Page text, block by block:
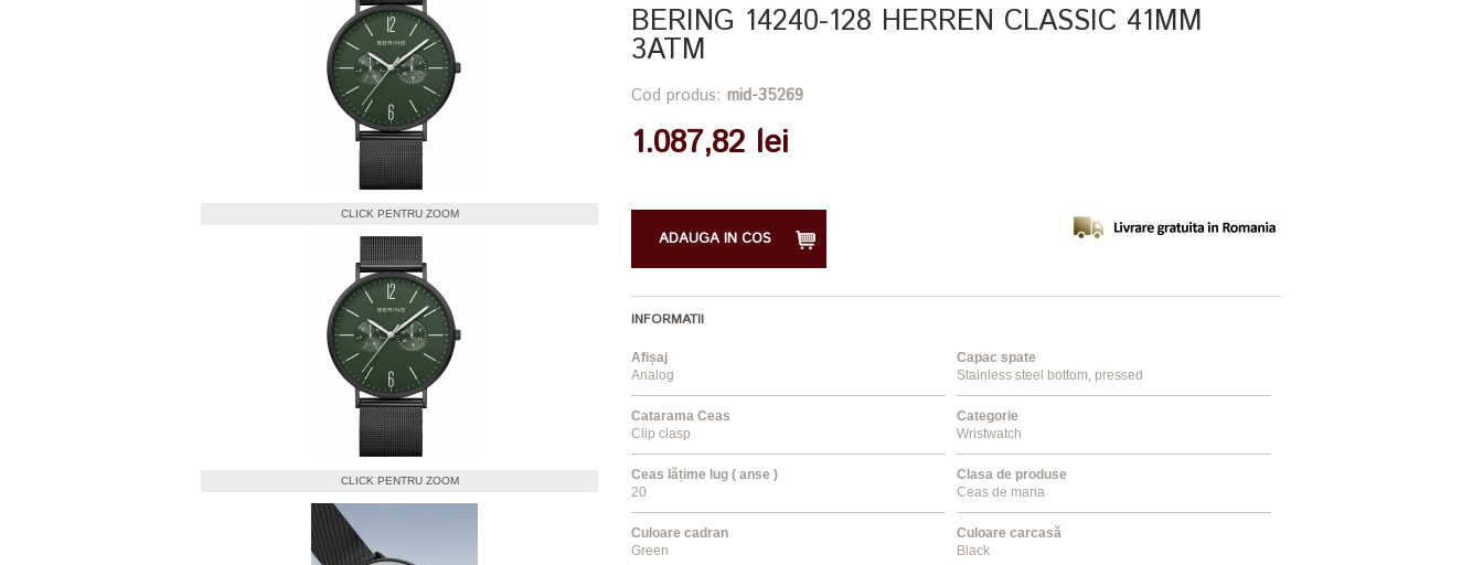
CLICK PENTRU ZOOM
CLICK PENTRU ZOOM
BERING 14240-128 HERREN CLASSIC 41MM
3ATM
Cod produs: mid-35269
1.087,82 lei
ADAUGA IN COS
INFORMATII
Afișaj
Analog
Capac spate
Stainless steel bottom, pressed
Catarama Ceas
Clip clasp
Categorie
Wristwatch
Ceas lățime lug ( anse )
20
Clasa de produse
Ceas de mana
Culoare cadran
Green
Culoare carcasă
Black